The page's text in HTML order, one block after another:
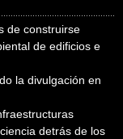
de construirse
de edificios e
la divulgación en
detrás de los